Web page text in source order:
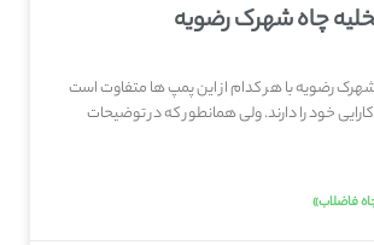
چاه شهرک رضویه
رضویه با هر کدام از این پمپ ها متفاوت است
خود را دارند. ولی همانطور که در توضیحات
فاضلاب»